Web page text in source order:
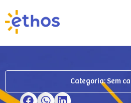
Categoria:Sem